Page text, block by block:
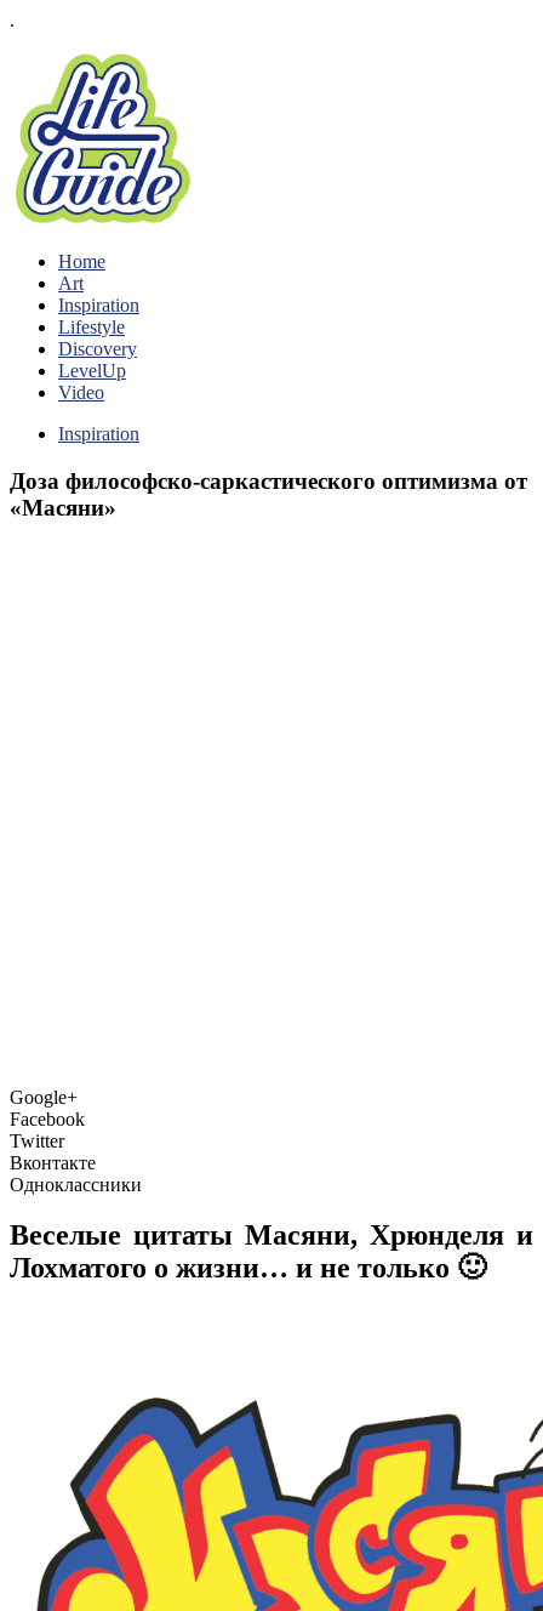
.
Home
Art
Inspiration
Lifestyle
Discovery
LevelUp
Video
Inspiration
Доза философско-саркастического оптимизма от
«Масяни»
Google+
Facebook
Twitter
Вконтакте
Одноклассники
Веселые цитаты Масяни, Хрюнделя и
Лохматого о жизни… и не только 🙂